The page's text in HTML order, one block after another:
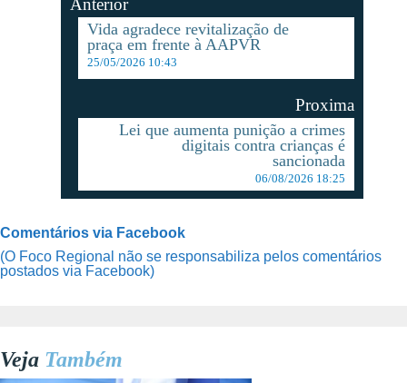
Anterior
Vida agradece revitalização de
praça em frente à AAPVR
25/05/2026 10:43
Proxima
Lei que aumenta punição a crimes
digitais contra crianças é
sancionada
06/08/2026 18:25
Comentários via Facebook
(O Foco Regional não se responsabiliza pelos comentários
postados via Facebook)
Veja Também